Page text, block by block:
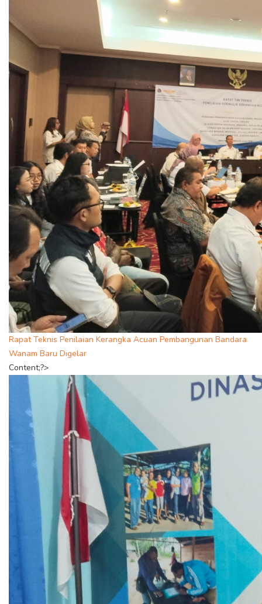
Rapat Teknis Penilaian Kerangka Acuan Pembangunan Bandara
Wanam Baru Digelar
Content;?>